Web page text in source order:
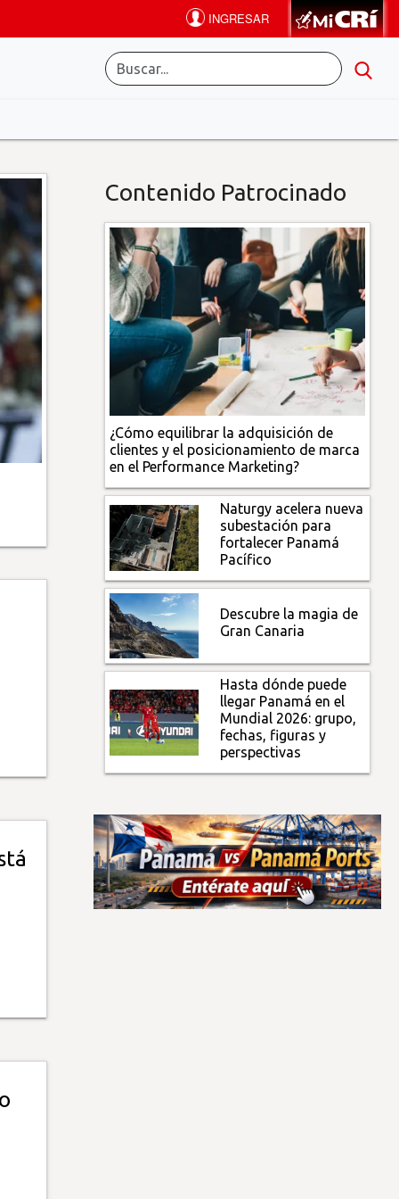
Contenido Patrocinado
¿Cómo equilibrar la adquisición de
clientes y el posicionamiento de marca
en el Performance Marketing?
Naturgy acelera nueva
subestación para
fortalecer Panamá
Pacífico
Descubre la magia de
Gran Canaria
Hasta dónde puede
llegar Panamá en el
Mundial 2026: grupo,
fechas, figuras y
perspectivas